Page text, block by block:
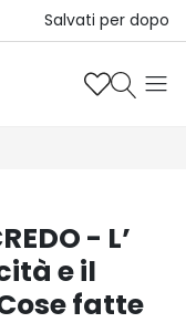
Salvati per dopo
- L’
e il
fatte